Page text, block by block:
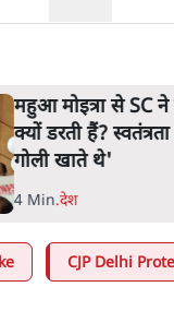
महुआ मोइत्रा से SC
क्यों डरती हैं?
गोली खाते थे'
4 Min.देश
CJP Delhi